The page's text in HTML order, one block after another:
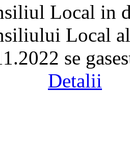
Local in
Local
se
Detalii